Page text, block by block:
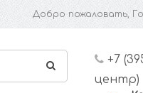
Добро пожаловать,
+7
центр)